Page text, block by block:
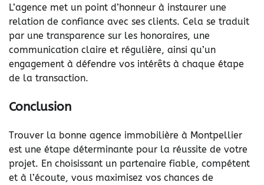
L’agence met un point d’honneur à instaurer une
relation de confiance avec ses clients. Cela se traduit
par une transparence sur les honoraires, une
communication claire et régulière, ainsi qu’un
engagement à défendre vos intérêts à chaque étape
de la transaction.
Conclusion
Trouver la bonne agence immobilière à Montpellier
est une étape déterminante pour la réussite de votre
projet. En choisissant un partenaire fiable, compétent
et à l’écoute, vous maximisez vos chances de